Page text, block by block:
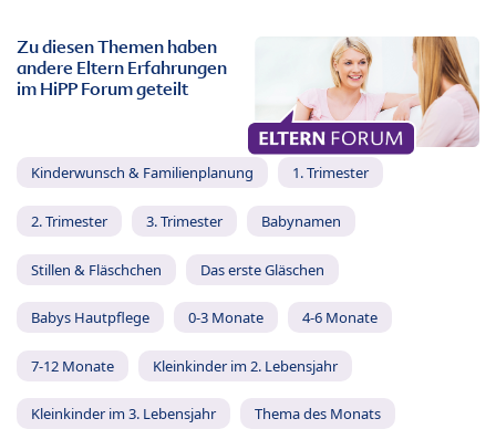
Zu diesen Themen haben
andere Eltern Erfahrungen
im HiPP Forum geteilt
Kinderwunsch & Familienplanung 1. Trimester
2. Trimester 3. Trimester Babynamen
Stillen & Fläschchen Das erste Gläschen
Babys Hautpflege 0-3 Monate 4-6 Monate
7-12 Monate Kleinkinder im 2. Lebensjahr
Kleinkinder im 3. Lebensjahr Thema des Monats